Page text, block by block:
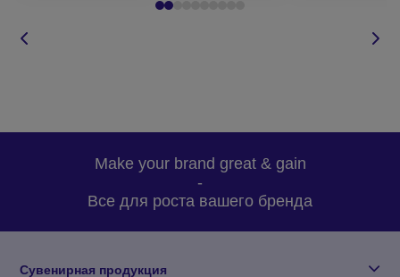
Make your brand great & gain
-
Все для роста вашего бренда
Сувенирная продукция